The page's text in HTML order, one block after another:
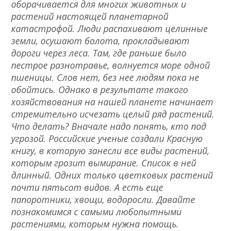
оборачивается для многих животных и
растений настоящей планетарной
катастрофой. Люди распахивают целинные
земли, осушают болота, прокладывают
дороги через леса. Там, где раньше было
пестрое разнотравье, волнуется море одной
пшеницы. Слов нет, без нее людям пока не
обойтись. Однако в результате такого
хозяйствования на нашей планете начинает
стремительно исчезать целый ряд растений.
Что делать? Вначале надо понять, кто под
угрозой. Российские ученые создали Красную
книгу, в которую занесли все виды растений,
которым грозит вымирание. Список в ней
длинный. Одних только цветковых растений
почти пятьсот видов. А есть еще
папоротники, хвощи, водоросли. Давайте
познакомимся с самыми любопытными
растениями, которым нужна помощь.